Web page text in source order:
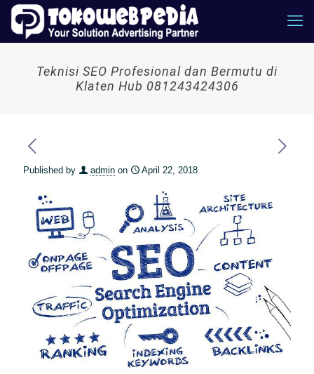
Teknisi SEO Profesional dan Bermutu di
Klaten Hub 081243424306
Published by admin on April 22, 2018